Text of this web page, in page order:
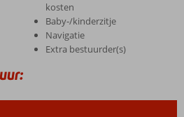
kosten
Baby-/kinderzitje
Navigatie
Extra bestuurder(s)